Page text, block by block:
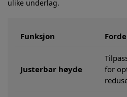
ulike underlag.
Funksjon
Justerbar høyde
for